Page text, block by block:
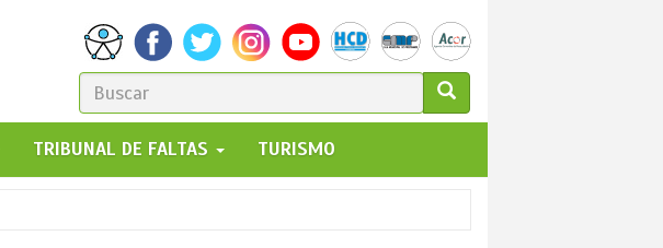
FORMULARIO
DE
BÚSQUEDA
GO!
TRIBUNAL DE FALTAS TURISMO